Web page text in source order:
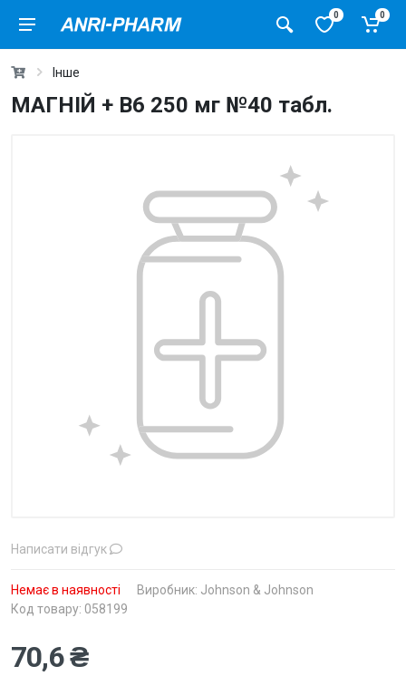
0 0
Інше
МАГНІЙ + B6 250 мг №40 табл.
Написати відгук
Немає в наявності Виробник: Johnson & Johnson
Код товару: 058199
70,6 ₴